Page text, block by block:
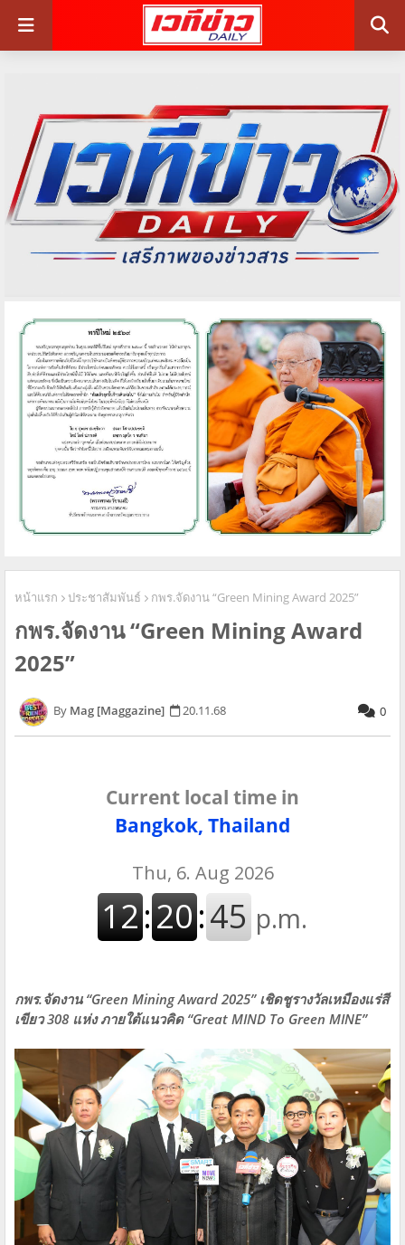
หน้าแรก ประชาสัมพันธ์ กพร.จัดงาน “Green Mining Award 2025”
กพร.จัดงาน “Green Mining Award
2025”
Mag [Maggazine] 20.11.68 0
Current local time in
Bangkok, Thailand
กพร.จัดงาน “Green Mining Award 2025” เชิดชูรางวัลเหมืองแร่สี
เขียว 308 แห่ง ภายใต้แนวคิด “Great MIND To Green MINE”